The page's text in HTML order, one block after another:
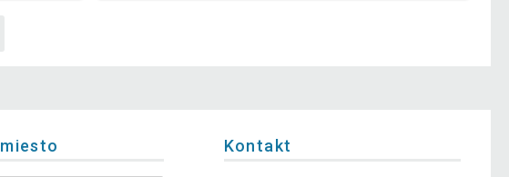
Kontakt